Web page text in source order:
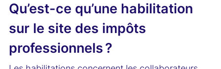
Qu’est-ce qu’une habilitation
sur le site des impôts
professionnels ?